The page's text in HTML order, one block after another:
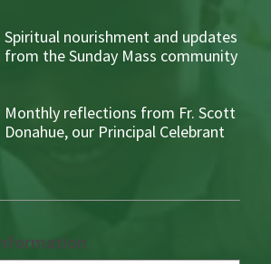
Spiritual nourishment and updates
from the Sunday Mass community
Monthly reflections from Fr. Scott
Donahue, our Principal Celebrant